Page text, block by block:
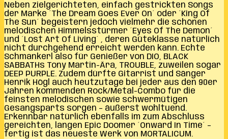
Neben zielgerichteten, einfach gestrickten Songs
der Marke ´The Dream Goes Ever On´ oder ´King Of
The Sun´ begeistern jedoch vielmehr die schönen
melodischen Himmelsstürmer ´Eyes Of The Demon´
und ´Lost Art Of Living´ , deren Güteklasse natürlich
nicht durchgehend erreicht werden kann. Echte
Schmankerl also für Genießer von DIO, BLACK
SABBATHs Tony Martin-Ära, TROUBLE, zuweilen sogar
DEEP PURPLE. Zudem dürfte Gitarrist und Sänger
Henrik Högl auch heutzutage bei jeder aus den 90er
Jahren kommenden Rock/Metal-Combo für die
feinsten melodischen sowie schwermütigen
Gesangsparts sorgen – äußerst wohltuend.
Erkennbar natürlich ebenfalls im zum Abschluss
gereichten, langen Epic Doomer ´Onward In Time´ –
fertig ist das neueste Werk von MORTALICUM.